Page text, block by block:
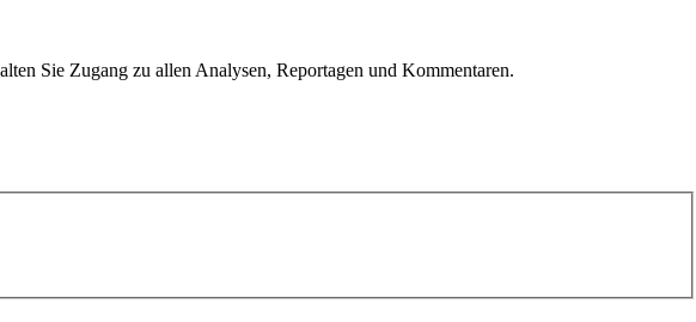
Sie Zugang zu allen Analysen, Reportagen und Kommentaren.